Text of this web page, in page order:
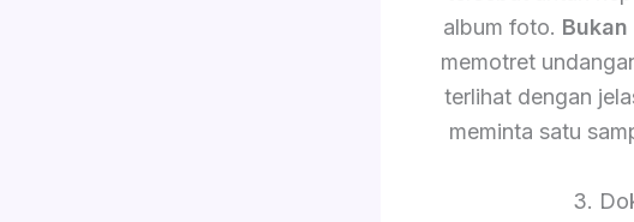
album foto.
memotret
terlihat dengan
meminta satu
3.